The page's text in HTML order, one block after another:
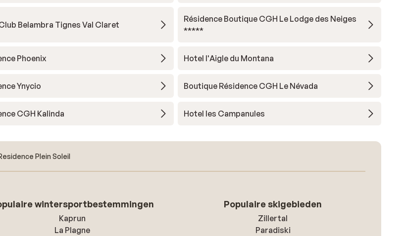
Belambra Tignes Val Claret
Résidence Boutique CGH Le Lodge des Neiges
*****
Phoenix Hotel l'Aigle du Montana
Ynycio Boutique Résidence CGH Le Névada
CGH Kalinda Hotel les Campanules
Plein Soleil
wintersportbestemmingen
Kaprun
La Plagne
Populaire skigebieden
Zillertal
Paradiski